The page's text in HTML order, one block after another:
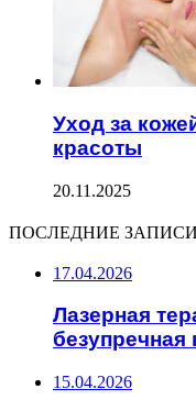
Уход за
красоты
20.11.2025
ПОСЛЕДНИЕ ЗАПИСИ
17.04.2026
Лазерная
безупречная
15.04.2026